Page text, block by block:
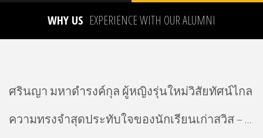
WHY US EXPERIENCE WITH OUR ALUMNI
ศรินญา มหาดำรงค์กุล ผู้หญิงรุ่นใหม่วิสัยทัศน์ไกล
ความทรงจำสุดประทับใจของนักเรียนเก่าสวิส – คุณริน ศรินญา มหาดำรงค์กุล